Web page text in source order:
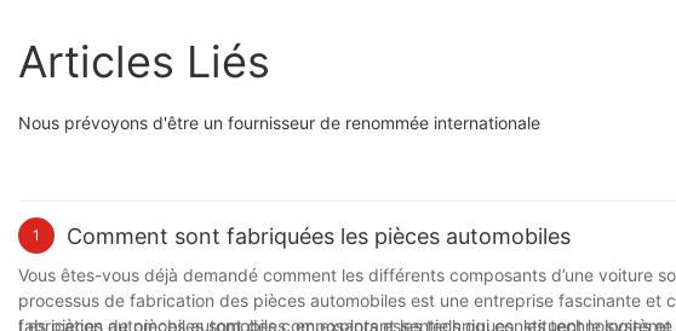
Articles Liés
Nous prévoyons d'être un fournisseur de renommée internationale
1 Comment sont fabriquées les pièces automobiles
Vous êtes-vous déjà demandé comment les différents composants d’une voiture
processus de fabrication des pièces automobiles est une entreprise fascinante et
fabrication de pièces automobiles, en explorant les techniques, les technologies
Les pièces automobiles sont des composants essentiels qui constituent le